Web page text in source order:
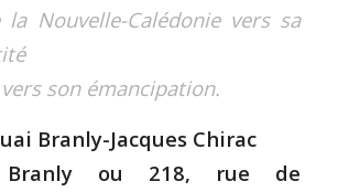
Nouvelle-Calédonie vers sa
son émancipation.
Branly-Jacques Chirac
ou 218, rue de